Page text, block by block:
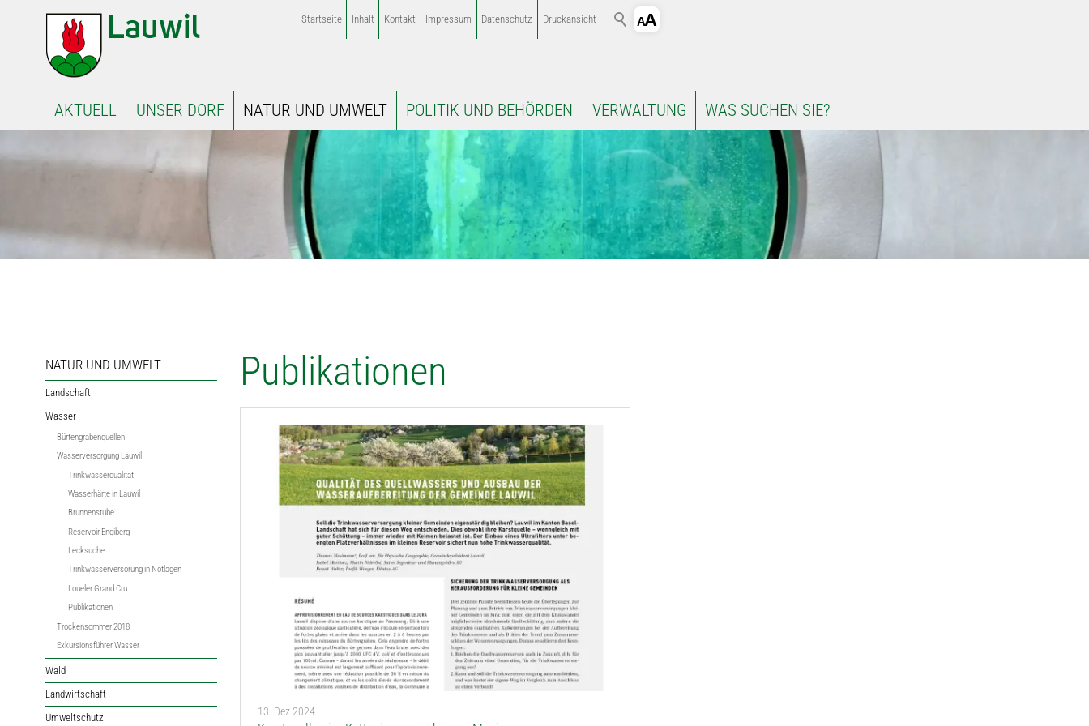
Startseite Inhalt Kontakt Impressum Datenschutz Druckansicht
AKTUELL UNSER DORF NATUR UND UMWELT POLITIK UND BEHÖRDEN VERWALTUNG WAS SUCHEN SIE?
NATUR UND UMWELT
Landschaft
Wasser
Bürtengrabenquellen
Wasserversorgung Lauwil
Trinkwasserqualität
Wasserhärte in Lauwil
Brunnenstube
Reservoir Engiberg
Lecksuche
Trinkwasserversorung in Notlagen
Loueler Grand Cru
Publikationen
Trockensommer 2018
Exkursionsführer Wasser
Wald
Landwirtschaft
Umweltschutz
Publikationen
13. Dez 2024